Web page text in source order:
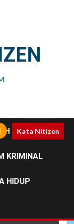
KRIMINAL
HIDUP
Kata Nitizen